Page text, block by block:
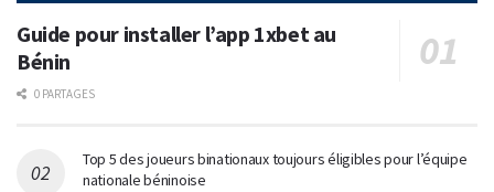
Guide pour installer l’app 1xbet au
Bénin
0 PARTAGES
Top 5 des joueurs binationaux toujours éligibles pour l’équipe
nationale béninoise